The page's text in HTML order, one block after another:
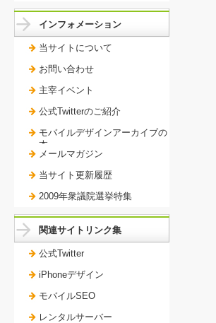
インフォメーション
当サイトについて
お問い合わせ
主宰イベント
公式Twitterのご紹介
モバイルデザインアーカイブの
本。
メールマガジン
当サイト更新履歴
2009年衆議院選挙特集
関連サイトリンク集
公式Twitter
iPhoneデザイン
モバイルSEO
レンタルサーバー